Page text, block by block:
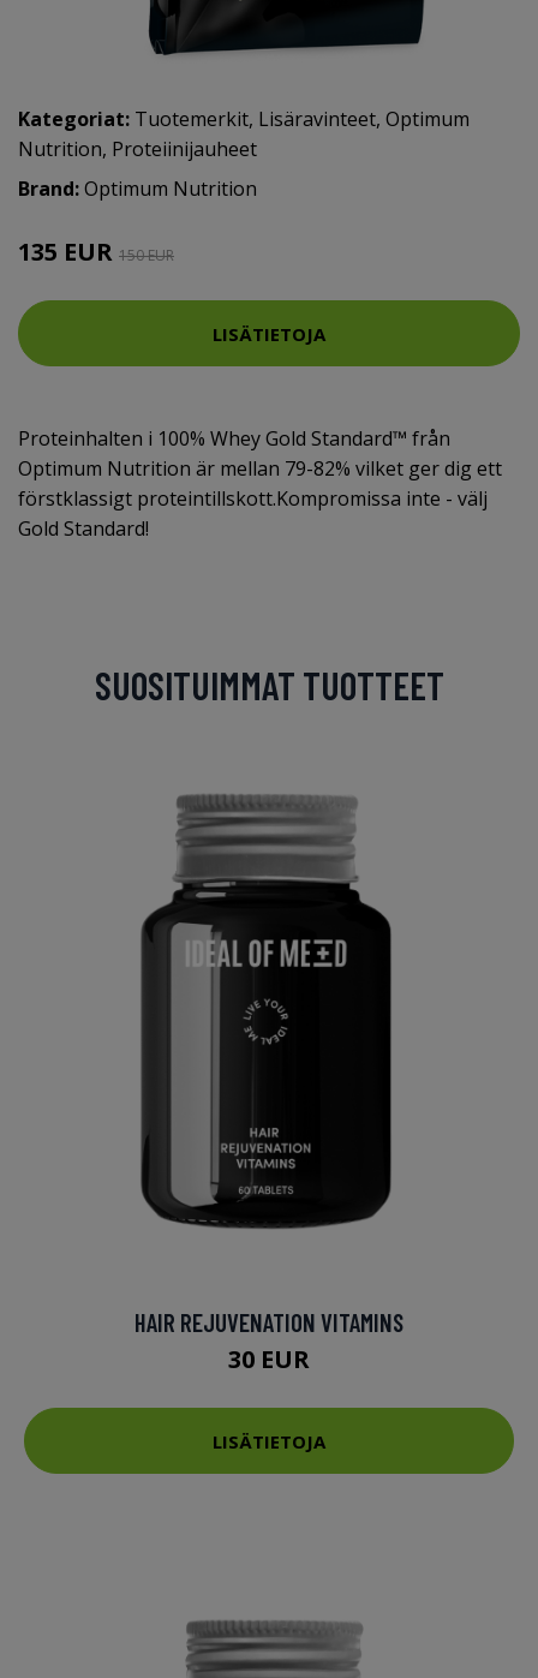
Kategoriat: Tuotemerkit, Lisäravinteet, Optimum
Nutrition, Proteiinijauheet
Brand:Optimum Nutrition
135 EUR 150 EUR
LISÄTIETOJA
Proteinhalten i 100% Whey Gold Standard™ från
Optimum Nutrition är mellan 79-82% vilket ger dig ett
förstklassigt proteintillskott.Kompromissa inte - välj
Gold Standard!
SUOSITUIMMAT TUOTTEET
HAIR REJUVENATION VITAMINS
30 EUR
LISÄTIETOJA